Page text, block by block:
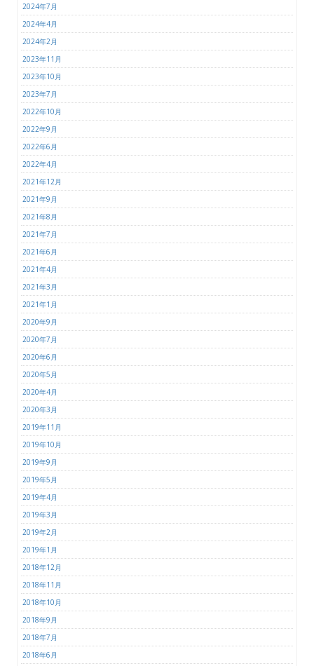
2024年7月
2024年4月
2024年2月
2023年11月
2023年10月
2023年7月
2022年10月
2022年9月
2022年6月
2022年4月
2021年12月
2021年9月
2021年8月
2021年7月
2021年6月
2021年4月
2021年3月
2021年1月
2020年9月
2020年7月
2020年6月
2020年5月
2020年4月
2020年3月
2019年11月
2019年10月
2019年9月
2019年5月
2019年4月
2019年3月
2019年2月
2019年1月
2018年12月
2018年11月
2018年10月
2018年9月
2018年7月
2018年6月